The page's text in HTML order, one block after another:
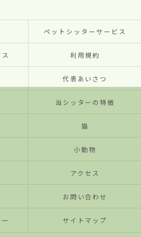
ペットシッターサービス
利用規約
代表あいさつ
当シッターの特徴
猫
小動物
アクセス
お問い合わせ
サイトマップ